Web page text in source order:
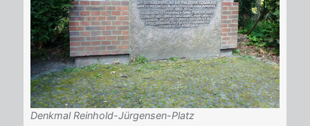
Denkmal Reinhold-Jürgensen-Platz